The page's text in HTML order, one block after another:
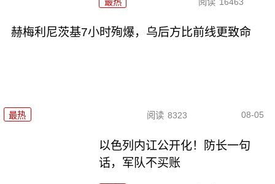
赫梅利尼茨基7小时殉爆，乌后方比前线更致命
最热 阅读 8323 08-05
以色列内讧公开化！防长一句
话，军队不买账